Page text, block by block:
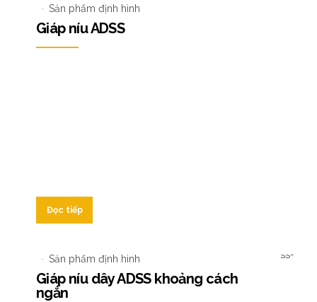
Sản phẩm định hình
Giáp níu ADSS
Đọc tiếp
Sản phẩm định hình
Giáp níu dây ADSS khoảng cách
ngắn